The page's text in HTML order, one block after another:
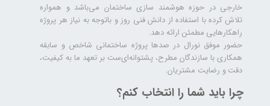
خارجی در حوزه هوشمند سازی ساختمان می‌باشد و همواره
تلاش کرده با استفاده از دانش فنی روز و باتوجه به نیاز هر پروژه
راهکارهایی مطمئن ارائه دهد.
حضور موفق نورال در صدها پروژه‌ ساختمانی شاخص و سابقه
همکاری با سازندگان مطرح، پشتوانه‌ای‌ست بر تعهد ما به کیفیت،
دقت و رضایت مشتریان.
چرا باید شما را انتخاب کنم؟